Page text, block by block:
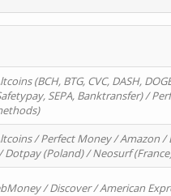
(BCH, BTG, CVC, DASH,
SEPA, Banktransfer) /
/ Perfect Money / Amazon
Dotpay (Poland) / Neosurf
/ Discover / American